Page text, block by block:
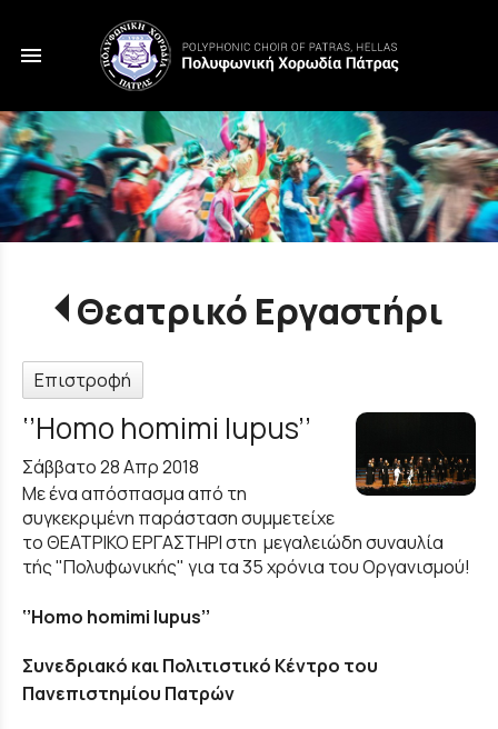
menu
Θεατρικό Εργαστήρι
Επιστροφή
‘’Homo homimi lupus’’
Σάββατο 28 Απρ 2018
Με ένα απόσπασμα από τη
συγκεκριμένη παράσταση συμμετείχε
το ΘΕΑΤΡΙΚΟ ΕΡΓΑΣΤΗΡΙ στη μεγαλειώδη συναυλία
τής "Πολυφωνικής" για τα 35 χρόνια του Οργανισμού!
‘’Homo homimi lupus’’
Συνεδριακό και Πολιτιστικό Κέντρο του
Πανεπιστημίου Πατρών